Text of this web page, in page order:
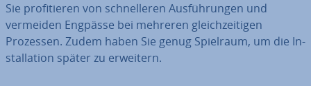
Sie pro­fi­tie­ren von schnel­le­ren Aus­füh­run­gen und
vermeiden Engpässe bei mehreren gleich­zei­ti­gen
Prozessen. Zudem haben Sie genug Spielraum, um die In­
stal­la­ti­on später zu erweitern.